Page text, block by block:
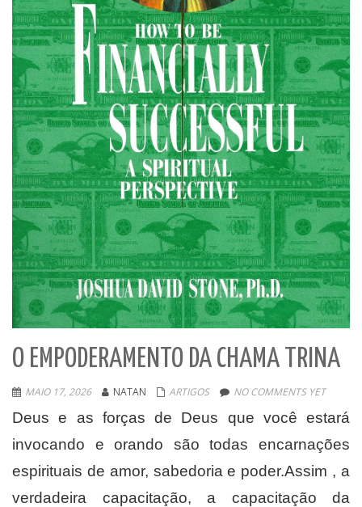
O EMPODERAMENTO DA CHAMA TRINA
MAIO 17, 2026 NATAN ARTIGOS NO COMMENTS YET
Deus e as forças de Deus que você estará
invocando e orando são todas encarnações
espirituais de amor, sabedoria e poder.Assim , a
verdadeira capacitação, a capacitação da